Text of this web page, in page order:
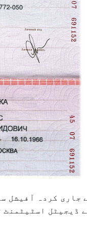
جاری کردہ آفیشل
ڈیجیٹل اسٹیٹمنٹ